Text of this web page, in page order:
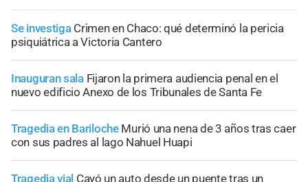
Se investiga Crimen en Chaco: qué determinó la pericia
psiquiátrica a Victoria Cantero
Inauguran sala Fijaron la primera audiencia penal en el
nuevo edificio Anexo de los Tribunales de Santa Fe
Tragedia en Bariloche Murió una nena de 3 años tras caer
con sus padres al lago Nahuel Huapi
Tragedia vial Cayó un auto desde un puente tras un